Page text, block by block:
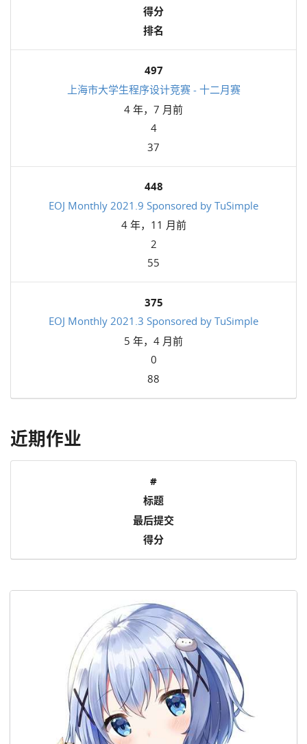
得分
排名
497
上海市大学生程序设计竞赛 - 十二月赛
4 年，7 月前
4
37
448
EOJ Monthly 2021.9 Sponsored by TuSimple
4 年，11 月前
2
55
375
EOJ Monthly 2021.3 Sponsored by TuSimple
5 年，4 月前
0
88
近期作业
#
标题
最后提交
得分